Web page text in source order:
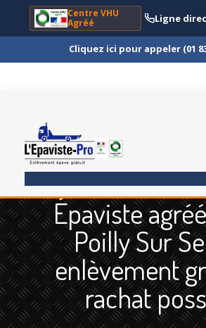
Centre VHU
Agréé
Ligne
Cliquez ici pour appeler (01 83
ENLÈVEMENTÉPAVE
Quoi ?
Scooteret Moto
Camion et Poids Lourd
Épaviste
Poilly Sur
enlèvement
rachat